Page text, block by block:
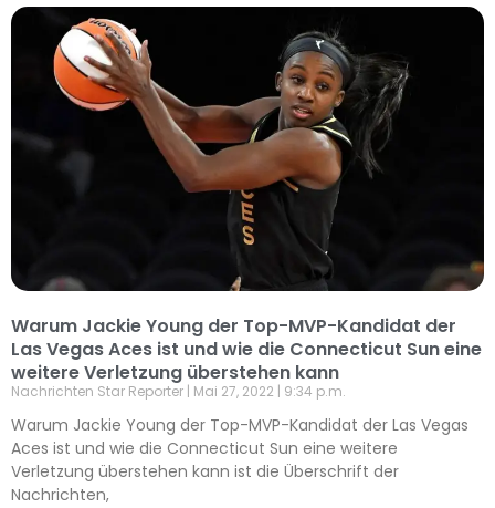
Warum Jackie Young der Top-MVP-Kandidat der
Las Vegas Aces ist und wie die Connecticut Sun eine
weitere Verletzung überstehen kann
Nachrichten Star Reporter Mai 27, 2022 9:34 p.m.
Warum Jackie Young der Top-MVP-Kandidat der Las Vegas
Aces ist und wie die Connecticut Sun eine weitere
Verletzung überstehen kann ist die Überschrift der
Nachrichten,